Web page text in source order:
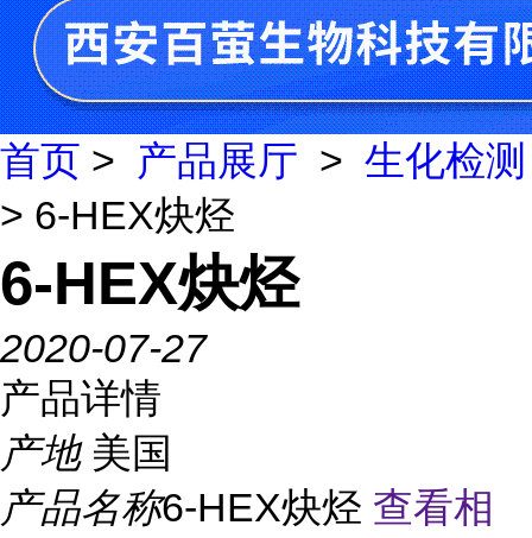
首页 > 产品展厅 > 生化检测
> 6-HEX炔烃
6-HEX炔烃
2020-07-27
产品详情
产地 美国
产品名称6-HEX炔烃 查看相